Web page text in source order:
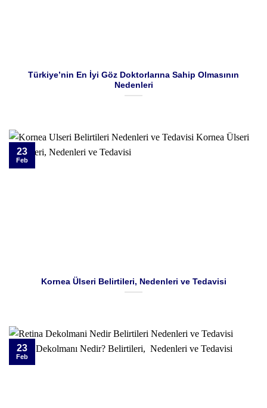
Türkiye’nin En İyi Göz Doktorlarına Sahip Olmasının
Nedenleri
Kornea Ülseri Belirtileri, Nedenleri ve Tedavisi
23
Feb
23
Feb